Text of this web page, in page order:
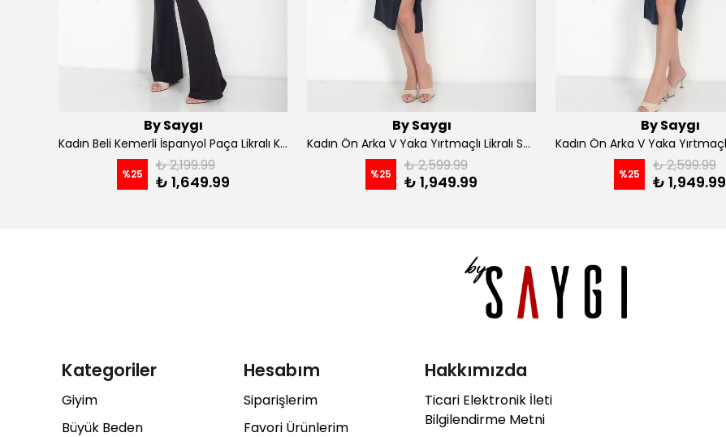
By Saygı
Kadın Beli Kemerli İspanyol Paça Likralı Krep Pantolon - Kahve
%25 ₺ 2,199.99
₺ 1,649.99
By Saygı
Kadın Ön Arka V Yaka Yırtmaçlı Likralı Scuba Midi Elbise - Siyah
%25 ₺ 2,599.99
₺ 1,949.99
By Saygı
%25 ₺ 2,599.99
₺ 1,949.99
Kategoriler
Giyim
Büyük Beden
Hesabım
Siparişlerim
Favori Ürünlerim
Hakkımızda
Ticari Elektronik İleti
Bilgilendirme Metni